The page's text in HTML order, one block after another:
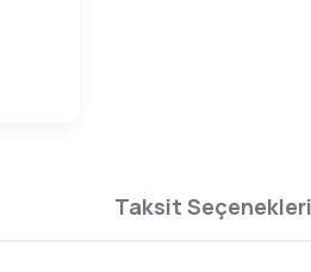
Taksit Seçenekleri